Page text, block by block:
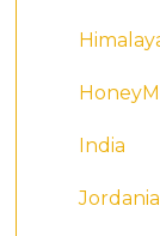
India
Jordania